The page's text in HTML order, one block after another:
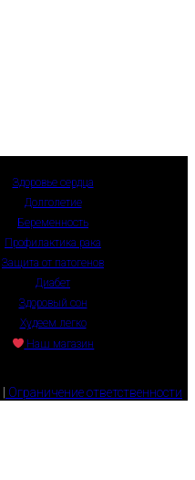
Здоровье сердца
Долголетие
Беременность
Профилактика рака
Защита от патогенов
Диабет
Здоровый сон
Худеем легко
Наш магазин
Ограничение ответственности